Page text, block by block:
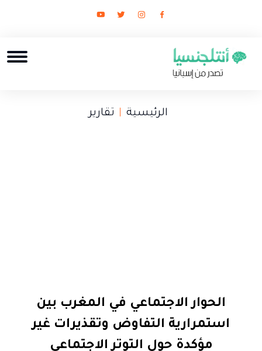
الرئيسية تقارير
الحوار الاجتماعي في المغرب بين
استمرارية التفاوض وتقذيرات غير
مؤكدة حول التوتر الاجتماعي